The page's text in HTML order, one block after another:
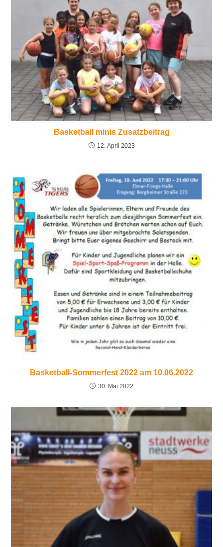
Basketball minis Zusatzbeitrag
12. April 2023
Basketball-Sommerfest 2022 am 10.06.2022
30. Mai 2022